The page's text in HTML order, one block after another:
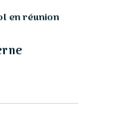
en réunion